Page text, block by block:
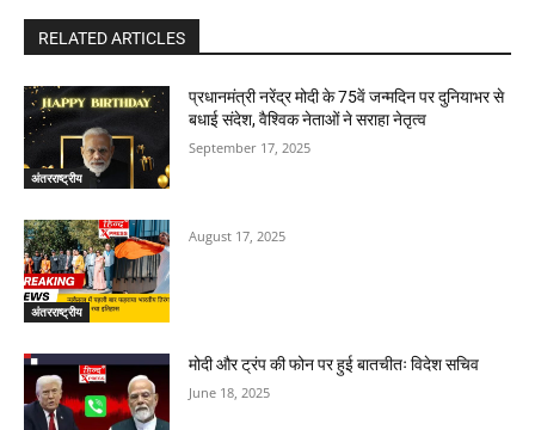
RELATED ARTICLES
अंतरराष्ट्रीय
प्रधानमंत्री नरेंद्र मोदी के 75वें जन्मदिन पर दुनियाभर से
बधाई संदेश, वैश्विक नेताओं ने सराहा नेतृत्व
September 17, 2025
अंतरराष्ट्रीय
August 17, 2025
मोदी और ट्रंप की फोन पर हुई बातचीतः विदेश सचिव
June 18, 2025